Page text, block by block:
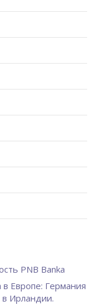
PNB Banka
Европе: Германия
Ирландии.